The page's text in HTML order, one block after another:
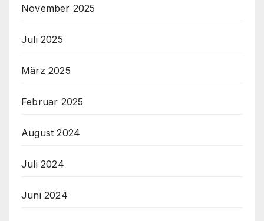
November 2025
Juli 2025
März 2025
Februar 2025
August 2024
Juli 2024
Juni 2024